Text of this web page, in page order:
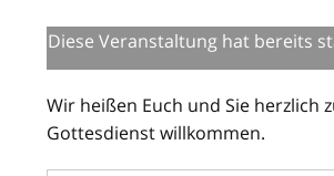
Diese Veranstaltung hat bereits
Wir heißen Euch und Sie herzlich
Gottesdienst willkommen.